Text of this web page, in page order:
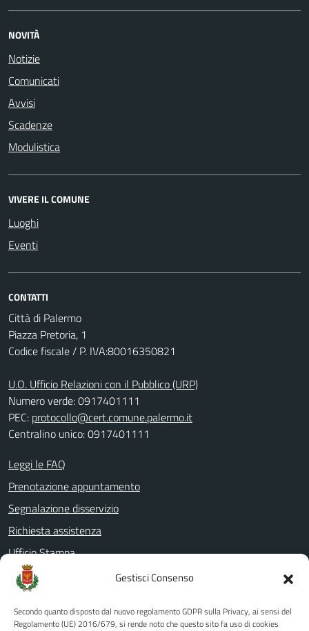
Gestisci Consenso
Secondo quanto disposto dal nuovo regolamento GDPR sulla Privacy, ai sensi del
Regolamento (UE) 2016/679, si rende noto che questo sito fa uso di cookies
NOVITÀ
Notizie
Comunicati
Avvisi
Scadenze
Modulistica
VIVERE IL COMUNE
Luoghi
Eventi
CONTATTI
Città di Palermo
Piazza Pretoria, 1
Codice fiscale / P. IVA:80016350821
U.O. Ufficio Relazioni con il Pubblico (URP)
Numero verde: 0917401111
PEC: protocollo@cert.comune.palermo.it
Centralino unico: 0917401111
Leggi le FAQ
Prenotazione appuntamento
Segnalazione disservizio
Richiesta assistenza
Ufficio Stampa
Amministrazione Trasparente
Albo pretorio
Informativa privacy